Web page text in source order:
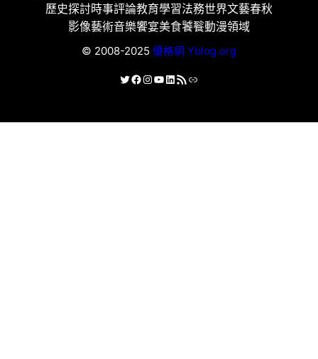
歷史探討時事評論教育學習法務世界文藝春秋
影像藝術音樂饗宴美食饕餮動漫領域
© 2008-2025 優格網 Yblog.org
X Facebook
Instagram
YouTube
LinkedIn
RSS 資訊提供連結